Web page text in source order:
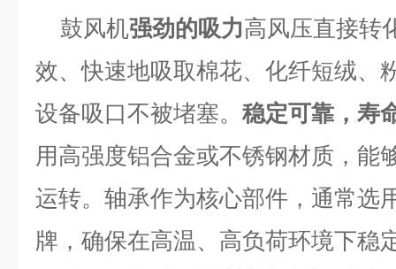
鼓风机强劲的吸力高风压直接转
效、快速地吸取棉花、化纤短绒、
设备吸口不被堵塞。 稳定可靠，寿
用高强度铝合金或不锈钢材质，能
运转。轴承作为核心部件，通常选
牌，确保在高温、高负荷环境下稳